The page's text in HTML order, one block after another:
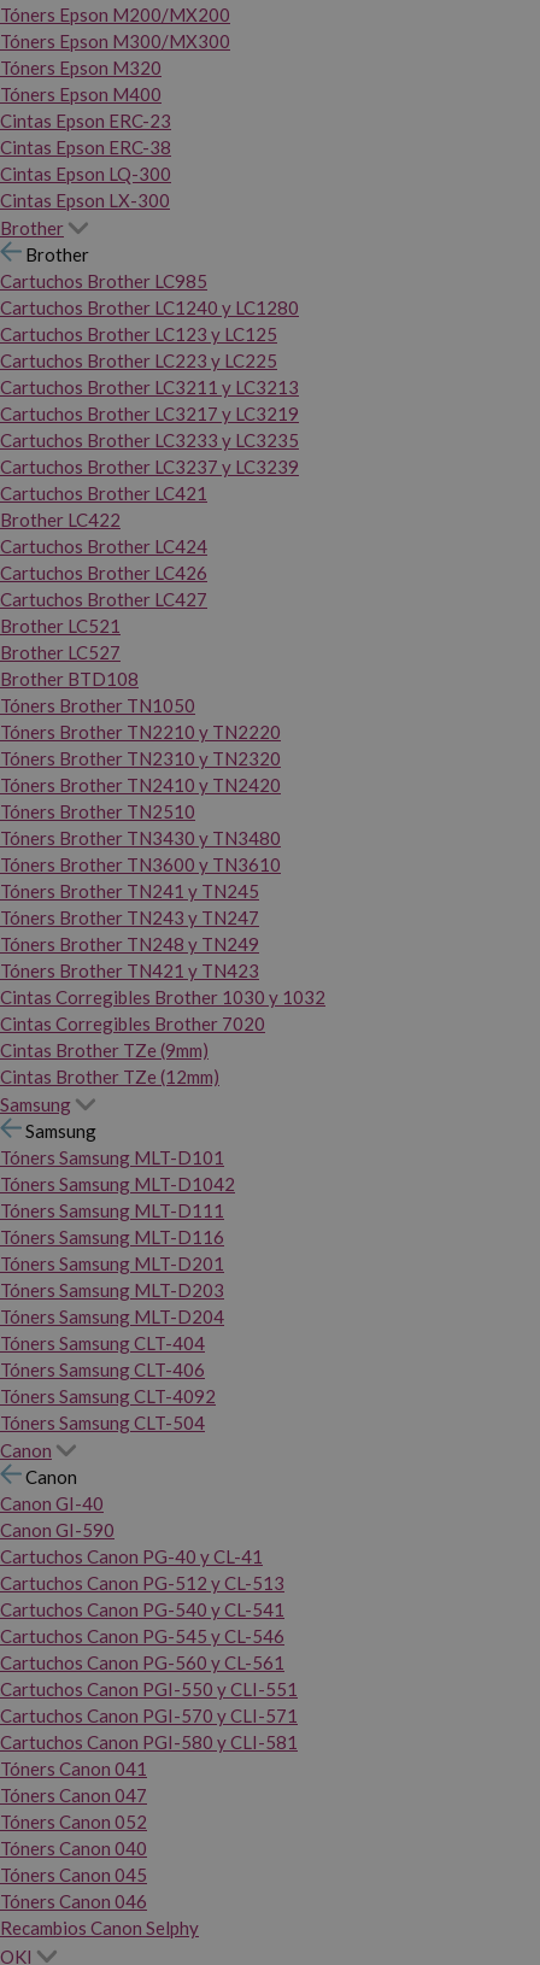
Tóners Epson M200/MX200
Tóners Epson M300/MX300
Tóners Epson M320
Tóners Epson M400
Cintas Epson ERC-23
Cintas Epson ERC-38
Cintas Epson LQ-300
Cintas Epson LX-300
Brother
Brother
Cartuchos Brother LC985
Cartuchos Brother LC1240 y LC1280
Cartuchos Brother LC123 y LC125
Cartuchos Brother LC223 y LC225
Cartuchos Brother LC3211 y LC3213
Cartuchos Brother LC3217 y LC3219
Cartuchos Brother LC3233 y LC3235
Cartuchos Brother LC3237 y LC3239
Cartuchos Brother LC421
Brother LC422
Cartuchos Brother LC424
Cartuchos Brother LC426
Cartuchos Brother LC427
Brother LC521
Brother LC527
Brother BTD108
Tóners Brother TN1050
Tóners Brother TN2210 y TN2220
Tóners Brother TN2310 y TN2320
Tóners Brother TN2410 y TN2420
Tóners Brother TN2510
Tóners Brother TN3430 y TN3480
Tóners Brother TN3600 y TN3610
Tóners Brother TN241 y TN245
Tóners Brother TN243 y TN247
Tóners Brother TN248 y TN249
Tóners Brother TN421 y TN423
Cintas Corregibles Brother 1030 y 1032
Cintas Corregibles Brother 7020
Cintas Brother TZe (9mm)
Cintas Brother TZe (12mm)
Samsung
Samsung
Tóners Samsung MLT-D101
Tóners Samsung MLT-D1042
Tóners Samsung MLT-D111
Tóners Samsung MLT-D116
Tóners Samsung MLT-D201
Tóners Samsung MLT-D203
Tóners Samsung MLT-D204
Tóners Samsung CLT-404
Tóners Samsung CLT-406
Tóners Samsung CLT-4092
Tóners Samsung CLT-504
Canon
Canon
Canon GI-40
Canon GI-590
Cartuchos Canon PG-40 y CL-41
Cartuchos Canon PG-512 y CL-513
Cartuchos Canon PG-540 y CL-541
Cartuchos Canon PG-545 y CL-546
Cartuchos Canon PG-560 y CL-561
Cartuchos Canon PGI-550 y CLI-551
Cartuchos Canon PGI-570 y CLI-571
Cartuchos Canon PGI-580 y CLI-581
Tóners Canon 041
Tóners Canon 047
Tóners Canon 052
Tóners Canon 040
Tóners Canon 045
Tóners Canon 046
Recambios Canon Selphy
OKI